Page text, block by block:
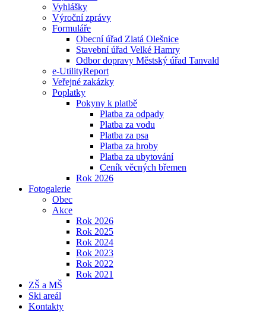
Vyhlášky
Výroční zprávy
Formuláře
Obecní úřad Zlatá Olešnice
Stavební úřad Velké Hamry
Odbor dopravy Městský úřad Tanvald
e-UtilityReport
Veřejné zakázky
Poplatky
Pokyny k platbě
Platba za odpady
Platba za vodu
Platba za psa
Platba za hroby
Platba za ubytování
Ceník věcných břemen
Rok 2026
Fotogalerie
Obec
Akce
Rok 2026
Rok 2025
Rok 2024
Rok 2023
Rok 2022
Rok 2021
ZŠ a MŠ
Ski areál
Kontakty